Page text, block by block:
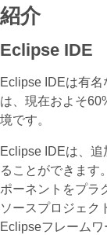
紹介
Eclipse IDE
Eclipse IDEは有
は、現在およそ
境です。
Eclipse IDEは、
ることができます
ポーネントをプラ
ソースプロジェク
Eclipseフレーム